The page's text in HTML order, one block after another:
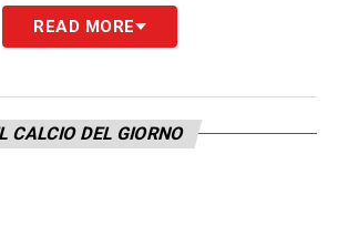
però, infatti, il francese ha
difensore rossonero ha
READ MORE
CALCIO DEL GIORNO